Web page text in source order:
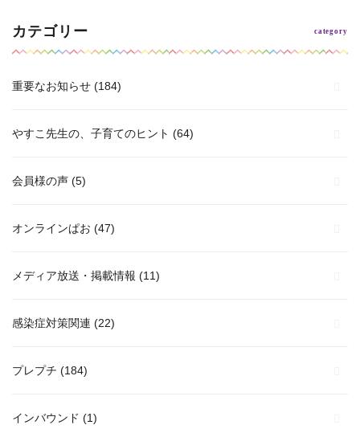
カテゴリー
重要なお知らせ (184)
やすこ先生の、子育てのヒント (64)
会員様の声 (5)
オンラインぱお (47)
メディア放送・掲載情報 (11)
感染症対策関連 (22)
プレプチ (184)
インバウンド (1)